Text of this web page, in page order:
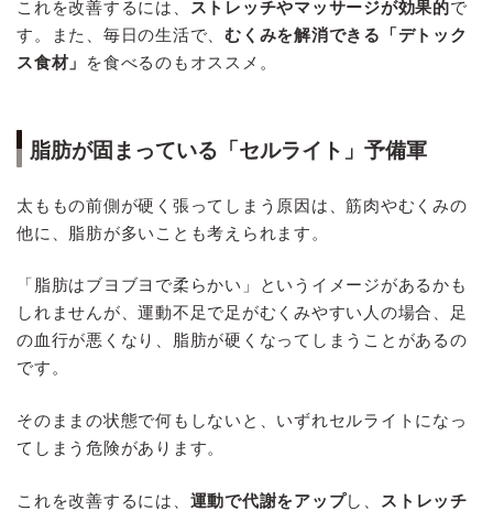
これを改善するには、 ストレッチやマッサージが効果的で
す。また、毎日の生活で、むくみを解消できる「デトック
ス食材」
を食べるのもオススメ。
脂肪が固まっている「セルライト」予備軍
太ももの前側が硬く張ってしまう原因は、筋肉やむくみの
他に、脂肪が多いことも考えられます。
「脂肪はブヨブヨで柔らかい」というイメージがあるかも
しれませんが、運動不足で足がむくみやすい人の場合、足
の血行が悪くなり、脂肪が硬くなってしまうことがあるの
です。
そのままの状態で何もしないと、いずれセルライトになっ
てしまう危険があります。
これを改善するには、 運動で代謝をアップし、
ストレッチ